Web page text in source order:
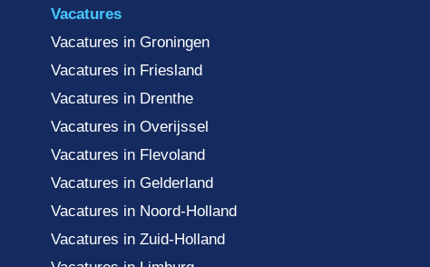
Vacatures
Vacatures in Groningen
Vacatures in Friesland
Vacatures in Drenthe
Vacatures in Overijssel
Vacatures in Flevoland
Vacatures in Gelderland
Vacatures in Noord-Holland
Vacatures in Zuid-Holland